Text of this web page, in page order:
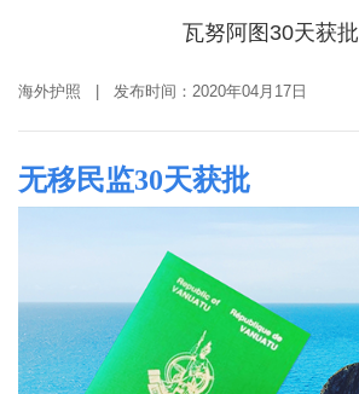
瓦努阿图30天获批
海外护照 | 发布时间：2020年04月17日
无移民监30天获批